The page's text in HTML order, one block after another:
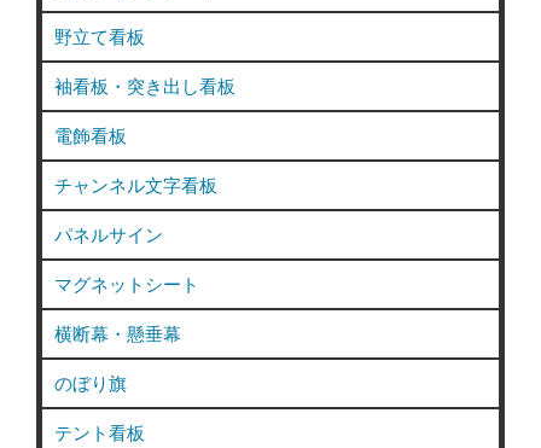
野立て看板
袖看板・突き出し看板
電飾看板
チャンネル文字看板
パネルサイン
マグネットシート
横断幕・懸垂幕
のぼり旗
テント看板